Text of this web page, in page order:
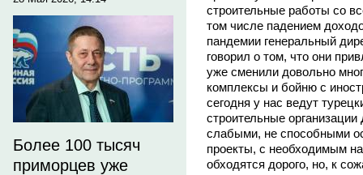
Более 100 тысяч
приморцев уже
строительные работы со
том числе падением
пандемии генеральный
говорил о том, что они
уже сменили довольно
комплексы и бойню с
сегодня у нас ведут
строительные
слабыми, не способными
проекты, с необходимым
обходятся дорого, но, к